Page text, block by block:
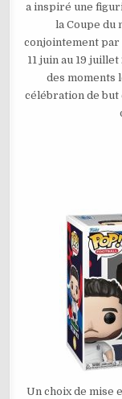
a inspiré une
la Coupe du
conjointement par
11 juin au 19
des moments
célébration de but
Un choix de mise